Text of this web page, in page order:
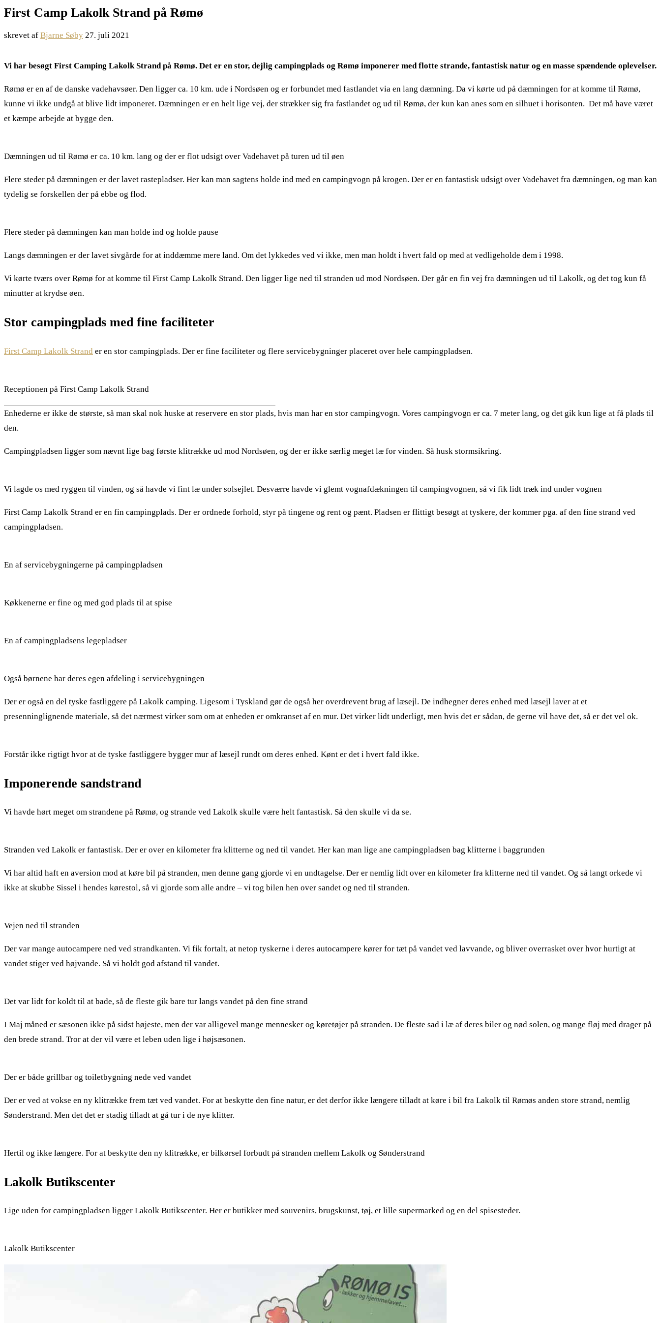
First Camp Lakolk Strand på Rømø
skrevet af Bjarne Søby 27. juli 2021
Vi har besøgt First Camping Lakolk Strand på Rømø. Det er en stor, dejlig campingplads og Rømø imponerer med flotte strande, fantastisk natur og en masse spændende oplevelser.
Rømø er en af de danske vadehavsøer. Den ligger ca. 10 km. ude i Nordsøen og er forbundet med fastlandet via en lang dæmning. Da vi kørte ud på dæmningen for at komme til Rømø,
kunne vi ikke undgå at blive lidt imponeret. Dæmningen er en helt lige vej, der strækker sig fra fastlandet og ud til Rømø, der kun kan anes som en silhuet i horisonten. Det må have været
et kæmpe arbejde at bygge den.
Dæmningen ud til Rømø er ca. 10 km. lang og der er flot udsigt over Vadehavet på turen ud til øen
Flere steder på dæmningen er der lavet rastepladser. Her kan man sagtens holde ind med en campingvogn på krogen. Der er en fantastisk udsigt over Vadehavet fra dæmningen, og man kan
tydelig se forskellen der på ebbe og flod.
Flere steder på dæmningen kan man holde ind og holde pause
Langs dæmningen er der lavet sivgårde for at inddæmme mere land. Om det lykkedes ved vi ikke, men man holdt i hvert fald op med at vedligeholde dem i 1998.
Vi kørte tværs over Rømø for at komme til First Camp Lakolk Strand. Den ligger lige ned til stranden ud mod Nordsøen. Der går en fin vej fra dæmningen ud til Lakolk, og det tog kun få
minutter at krydse øen.
Stor campingplads med fine faciliteter
First Camp Lakolk Strand er en stor campingplads. Der er fine faciliteter og flere servicebygninger placeret over hele campingpladsen.
Receptionen på First Camp Lakolk Strand
Enhederne er ikke de største, så man skal nok huske at reservere en stor plads, hvis man har en stor campingvogn. Vores campingvogn er ca. 7 meter lang, og det gik kun lige at få plads til
den.
Campingpladsen ligger som nævnt lige bag første klitrække ud mod Nordsøen, og der er ikke særlig meget læ for vinden. Så husk stormsikring.
Vi lagde os med ryggen til vinden, og så havde vi fint læ under solsejlet. Desværre havde vi glemt vognafdækningen til campingvognen, så vi fik lidt træk ind under vognen
First Camp Lakolk Strand er en fin campingplads. Der er ordnede forhold, styr på tingene og rent og pænt. Pladsen er flittigt besøgt at tyskere, der kommer pga. af den fine strand ved
campingpladsen.
En af servicebygningerne på campingpladsen
Køkkenerne er fine og med god plads til at spise
En af campingpladsens legepladser
Også børnene har deres egen afdeling i servicebygningen
Der er også en del tyske fastliggere på Lakolk camping. Ligesom i Tyskland gør de også her overdrevent brug af læsejl. De indhegner deres enhed med læsejl laver at et
presenninglignende materiale, så det nærmest virker som om at enheden er omkranset af en mur. Det virker lidt underligt, men hvis det er sådan, de gerne vil have det, så er det vel ok.
Forstår ikke rigtigt hvor at de tyske fastliggere bygger mur af læsejl rundt om deres enhed. Kønt er det i hvert fald ikke.
Imponerende sandstrand
Vi havde hørt meget om strandene på Rømø, og strande ved Lakolk skulle være helt fantastisk. Så den skulle vi da se.
Stranden ved Lakolk er fantastisk. Der er over en kilometer fra klitterne og ned til vandet. Her kan man lige ane campingpladsen bag klitterne i baggrunden
Vi har altid haft en aversion mod at køre bil på stranden, men denne gang gjorde vi en undtagelse. Der er nemlig lidt over en kilometer fra klitterne ned til vandet. Og så langt orkede vi
ikke at skubbe Sissel i hendes kørestol, så vi gjorde som alle andre – vi tog bilen hen over sandet og ned til stranden.
Vejen ned til stranden
Der var mange autocampere ned ved strandkanten. Vi fik fortalt, at netop tyskerne i deres autocampere kører for tæt på vandet ved lavvande, og bliver overrasket over hvor hurtigt at
vandet stiger ved højvande. Så vi holdt god afstand til vandet.
Det var lidt for koldt til at bade, så de fleste gik bare tur langs vandet på den fine strand
I Maj måned er sæsonen ikke på sidst højeste, men der var alligevel mange mennesker og køretøjer på stranden. De fleste sad i læ af deres biler og nød solen, og mange fløj med drager på
den brede strand. Tror at der vil være et leben uden lige i højsæsonen.
Der er både grillbar og toiletbygning nede ved vandet
Der er ved at vokse en ny klitrække frem tæt ved vandet. For at beskytte den fine natur, er det derfor ikke længere tilladt at køre i bil fra Lakolk til Rømøs anden store strand, nemlig
Sønderstrand. Men det det er stadig tilladt at gå tur i de nye klitter.
Hertil og ikke længere. For at beskytte den ny klitrække, er bilkørsel forbudt på stranden mellem Lakolk og Sønderstrand
Lakolk Butikscenter
Lige uden for campingpladsen ligger Lakolk Butikscenter. Her er butikker med souvenirs, brugskunst, tøj, et lille supermarked og en del spisesteder.
Lakolk Butikscenter